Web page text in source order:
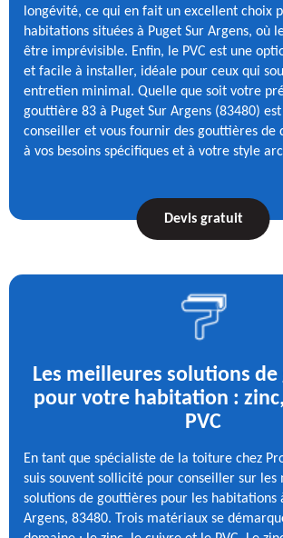
longévité, ce qui en fait un excellent choix
habitations situées à Puget Sur Argens, où
être imprévisible. Enfin, le PVC est une
et facile à installer, idéale pour ceux qui
entretien minimal. Quelle que soit votre
gouttière 83 à Puget Sur Argens (83480)
conseiller et vous fournir des gouttières de
à vos besoins spécifiques et à votre style
Devis gratuit
Les meilleures solutions
pour votre habitation :
PVC
En tant que spécialiste de la toiture chez
suis souvent sollicité pour conseiller sur les
solutions de gouttières pour les habitations
Argens, 83480. Trois matériaux se